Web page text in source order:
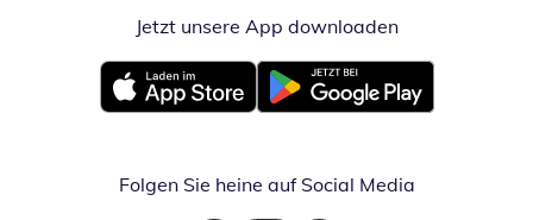
Jetzt unsere App downloadenÖffnet in
Öffnet in neuem FensterÖffnet in neuem Fenster
Folgen Sie heine auf Social Media